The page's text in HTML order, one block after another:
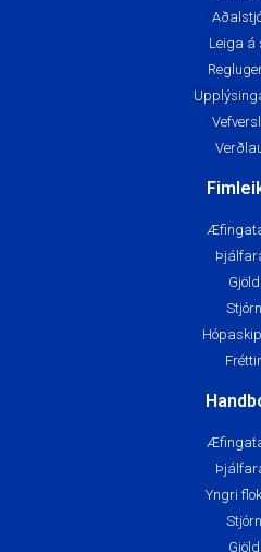
Leiga á
Gjöld
Stjórn
Fréttir
Yngri
Stjórn
Gjöld